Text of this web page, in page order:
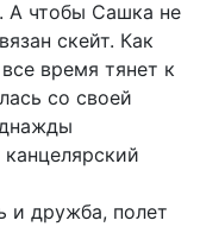
А чтобы Сашка не
скейт. Как
время тянет к
со своей
и дружба, полет